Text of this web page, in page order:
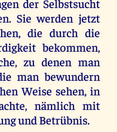
der Selbstsucht
Sie werden jetzt
die durch die
bekommen,
zu denen man
man bewundern
Weise sehen, in
nämlich mit
und Betrübnis.